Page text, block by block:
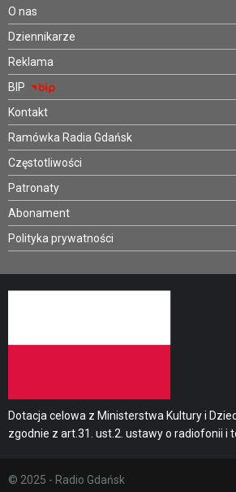
O nas
Dziennikarze
Reklama
BIP
Kontakt
Ramówka Radia Gdańsk
Częstotliwości
Patronaty
Abonament
Polityka prywatności
Dotacja celowa z Ministerstwa Kultury i
zgodnie z art.31. ust.2. ustawy o radiofonii i
© 2025 - Radio Gdańsk